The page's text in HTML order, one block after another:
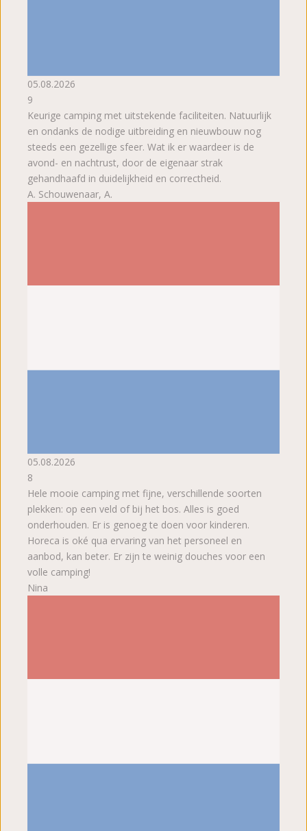
05.08.2026
9
Keurige camping met uitstekende faciliteiten. Natuurlijk
en ondanks de nodige uitbreiding en nieuwbouw nog
steeds een gezellige sfeer. Wat ik er waardeer is de
avond- en nachtrust, door de eigenaar strak
gehandhaafd in duidelijkheid en correctheid.
A. Schouwenaar, A.
05.08.2026
8
Hele mooie camping met fijne, verschillende soorten
plekken: op een veld of bij het bos. Alles is goed
onderhouden. Er is genoeg te doen voor kinderen.
Horeca is oké qua ervaring van het personeel en
aanbod, kan beter. Er zijn te weinig douches voor een
volle camping!
Nina